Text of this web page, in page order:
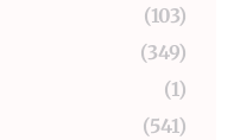
(103)
(349)
(1)
(541)